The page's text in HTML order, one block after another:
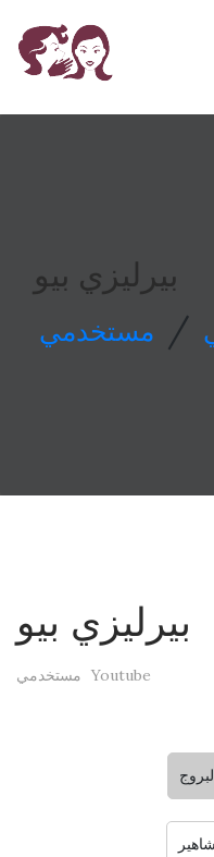
بيرليزي بيو
/
بيرليزي بيو
مستخدمي Youtube